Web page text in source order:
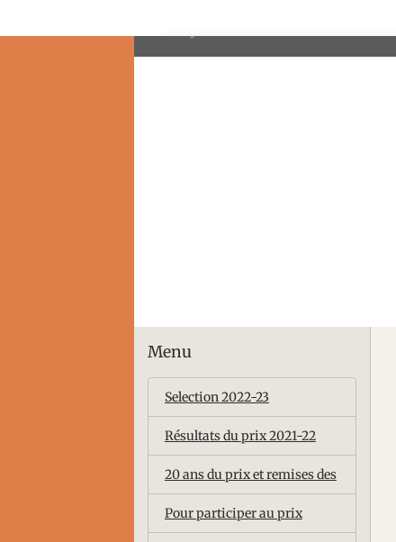
Menu
Selection 2022-23
Résultats du prix 2021-22
20 ans du prix et remises des
Pour participer au prix